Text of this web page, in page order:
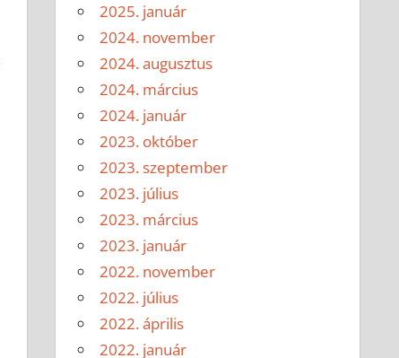
2025. január
2024. november
2024. augusztus
2024. március
2024. január
2023. október
2023. szeptember
2023. július
2023. március
2023. január
2022. november
2022. július
2022. április
2022. január